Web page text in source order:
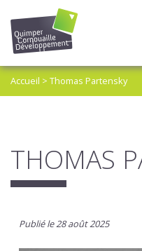
Accueil > Thomas Partensky
THOMAS
Publié le 28 août 2025